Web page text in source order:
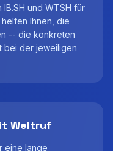
und WTSH für
Ihnen, die
-- die konkreten
bei der jeweiligen
Weltruf
eine lange